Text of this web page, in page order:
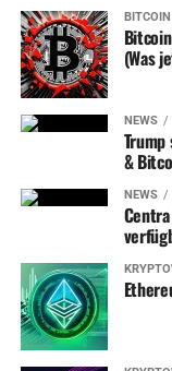
BITCOIN
(Was
NEWS
&
NEWS